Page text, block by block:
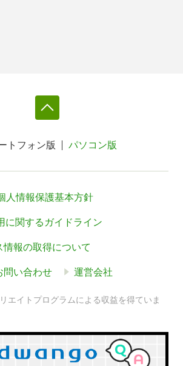
トフォン版 パソコン版
人情報保護基本方針
に関するガイドライン
報の取得について
問い合わせ 運営会社
エイトプログラムによる収益を得ていま